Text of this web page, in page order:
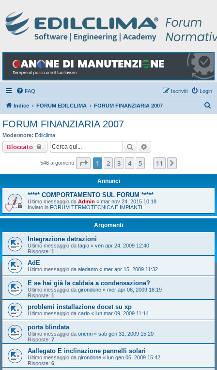
FAQ Login
Iscriviti
Indice FORUM EDILCLIMA FORUM FINANZIARIA 2007
FORUM FINANZIARIA 2007
Moderatore: Edilclima
Bloccato Cerca
546 argomenti Pagina di 11
1 2 3 4 5 11
Annunci
***** COMPORTAMENTO SUL FORUM *****
Ultimo messaggio da Admin « mar nov 24, 2015 10:18
Inviato in FORUM TERMOTECNICA E IMPIANTI
Argomenti
Integrazione detrazioni
Ultimo messaggio da tagio « ven apr 24, 2009 12:40
Risposte: 1
AdE
Ultimo messaggio da aledanto « mer apr 15, 2009 11:32
E se hai già la caldaia a condensazione?
Ultimo messaggio da girondone « mer apr 08, 2009 18:19
Risposte: 1
problemi installazione docet su xp
Ultimo messaggio da carlo « lun mar 09, 2009 11:14
porta blindata
Ultimo messaggio da orienri « sab gen 31, 2009 15:20
Risposte: 7
Aallegato E inclinazione pannelli solari
Ultimo messaggio da girondone « lun gen 05, 2009 15:42
Risposte: 6